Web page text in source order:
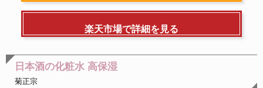
楽天市場で詳細を見る
日本酒の化粧水 高保湿
菊正宗